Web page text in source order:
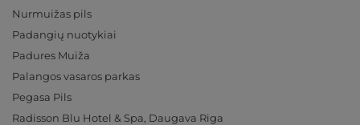
Nurmuižas pils
Padangių nuotykiai
Padures Muiža
Palangos vasaros parkas
Pegasa Pils
Radisson Blu Hotel & Spa, Daugava Riga